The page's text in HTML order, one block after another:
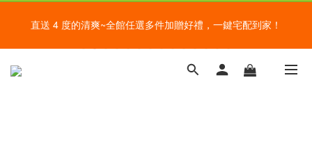
吃菜~
直送 4 度的清爽~全館任選多件加贈好禮，一鍵宅配到家！
給爸爸一錠超能力~全館滿額加贈祕魯瑪卡錠，父親節好好感謝~